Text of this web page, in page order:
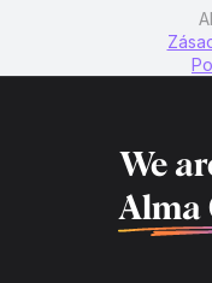
We
Alma